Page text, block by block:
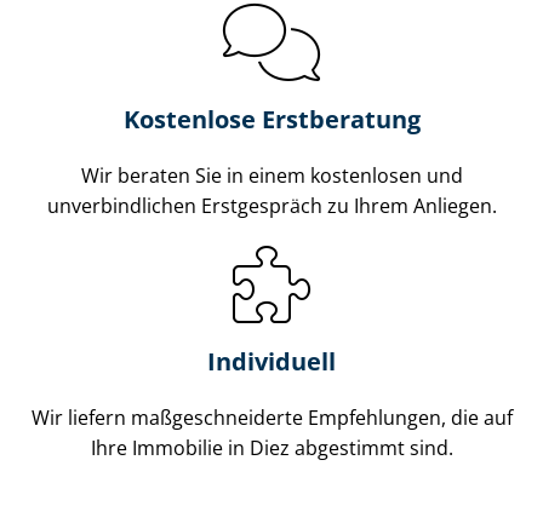
Kostenlose Erstberatung
Wir beraten Sie in einem kostenlosen und
unverbindlichen Erstgespräch zu Ihrem Anliegen.
Individuell
Wir liefern maß­ge­schnei­der­te Empfehlungen, die auf
Ihre Immobilie in Diez abgestimmt sind.